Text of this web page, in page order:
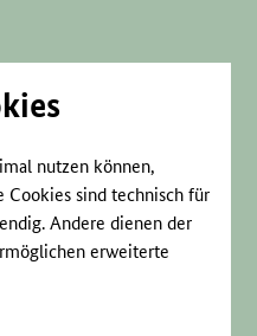
nutzen können,
Cookies sind technisch für
Andere dienen der
erweiterte